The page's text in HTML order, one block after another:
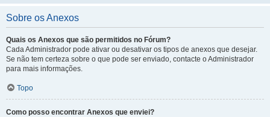
Sobre os Anexos
Quais os Anexos que são permitidos no Fórum?
Cada Administrador pode ativar ou desativar os tipos de anexos que desejar.
Se não tem certeza sobre o que pode ser enviado, contacte o Administrador
para mais informações.
Topo
Como posso encontrar Anexos que enviei?